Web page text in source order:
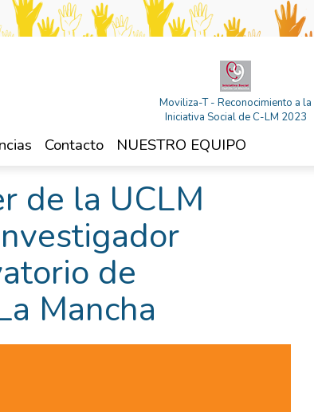
Moviliza-T - Reconocimiento a la
Iniciativa Social de C-LM 2023
Contacto NUESTRO EQUIPO
de la UCLM
de
Mancha